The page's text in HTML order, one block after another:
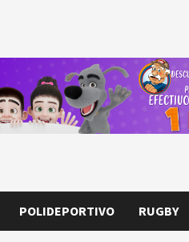
POLIDEPORTIVO RUGBY